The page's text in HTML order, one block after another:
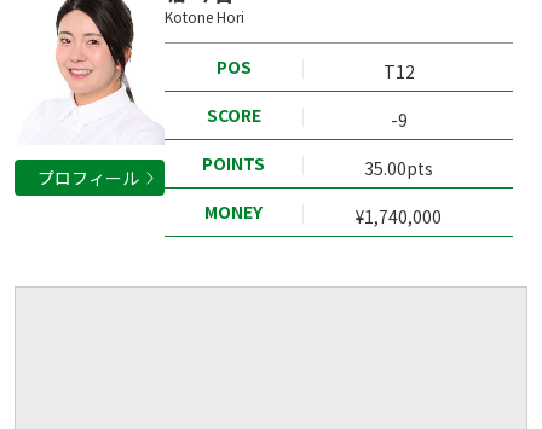
プロフィール
Kotone Hori
POS
T12
SCORE
-9
POINTS
35.00pts
MONEY
¥1,740,000